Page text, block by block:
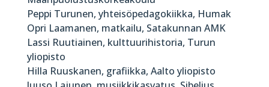
Peppi Turunen, yhteisöpedagokiikka, Humak
Opri Laamanen, matkailu, Satakunnan AMK
Lassi Ruutiainen, kulttuurihistoria, Turun
yliopisto
Hilla Ruuskanen, grafiikka, Aalto yliopisto